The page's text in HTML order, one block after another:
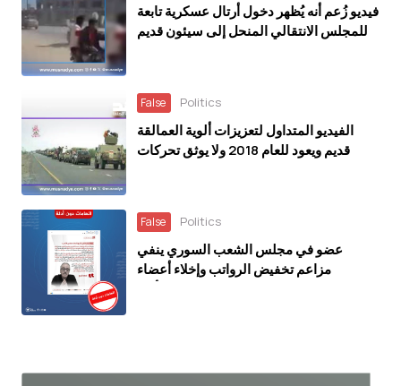
فيديو زُعم أنه يُظهر دخول أرتال عسكرية تابعة
للمجلس الانتقالي المنحل إلى سيئون قديم
False Politics
الفيديو المتداول لتعزيزات ألوية العمالقة
قديم ويعود للعام 2018 ولا يوثق تحركات
False Politics
عضو في مجلس الشعب السوري ينفي
مزاعم تخفيض الرواتب وإخلاء أعضاء